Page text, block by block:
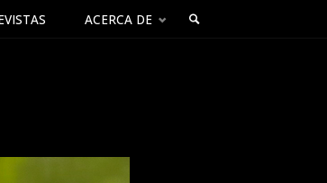
ACERCA DE